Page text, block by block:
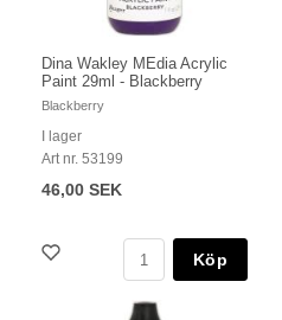
Dina Wakley MEdia Acrylic
Paint 29ml - Blackberry
Blackberry
I lager
Art nr. 53199
46,00 SEK
Köp